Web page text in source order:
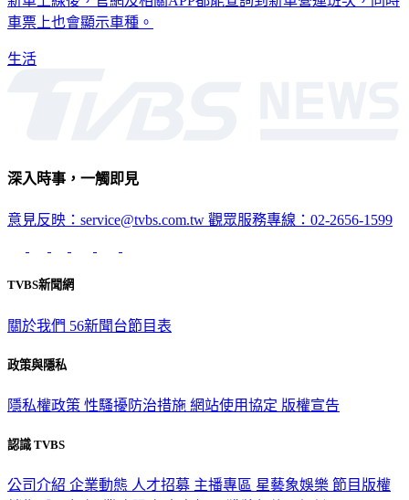
車票上也會顯示車種。
生活
深入時事，一觸即見
意見反映：service@tvbs.com.tw 觀眾服務專線：02-2656-1599
TVBS新聞網
關於我們 56新聞台節目表
政策與隱私
隱私權政策 性騷擾防治措施 網站使用協定 版權宣告
認識 TVBS
公司介紹 企業動態 人才招募 主播專區 星藝象娛樂 節目版權